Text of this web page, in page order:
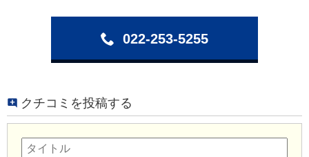
022-253-5255
クチコミを投稿する